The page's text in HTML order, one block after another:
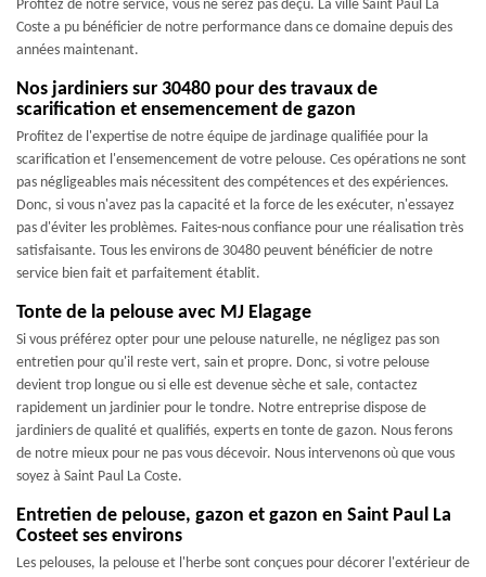
Profitez de notre service, vous ne serez pas déçu. La ville Saint Paul La
Coste a pu bénéficier de notre performance dans ce domaine depuis des
années maintenant.
Nos jardiniers sur 30480 pour des travaux de
scarification et ensemencement de gazon
Profitez de l'expertise de notre équipe de jardinage qualifiée pour la
scarification et l'ensemencement de votre pelouse. Ces opérations ne sont
pas négligeables mais nécessitent des compétences et des expériences.
Donc, si vous n'avez pas la capacité et la force de les exécuter, n'essayez
pas d'éviter les problèmes. Faites-nous confiance pour une réalisation très
satisfaisante. Tous les environs de 30480 peuvent bénéficier de notre
service bien fait et parfaitement établit.
Tonte de la pelouse avec MJ Elagage
Si vous préférez opter pour une pelouse naturelle, ne négligez pas son
entretien pour qu'il reste vert, sain et propre. Donc, si votre pelouse
devient trop longue ou si elle est devenue sèche et sale, contactez
rapidement un jardinier pour le tondre. Notre entreprise dispose de
jardiniers de qualité et qualifiés, experts en tonte de gazon. Nous ferons
de notre mieux pour ne pas vous décevoir. Nous intervenons où que vous
soyez à Saint Paul La Coste.
Entretien de pelouse, gazon et gazon en Saint Paul La
Costeet ses environs
Les pelouses, la pelouse et l'herbe sont conçues pour décorer l'extérieur de